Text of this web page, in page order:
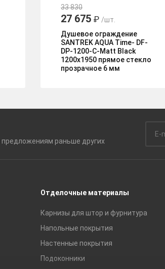
33 830
27 675 ₽ /шт.
Душевое ограждение
SANTREK AQUA Time- DF-
DP-1200-C-Matt Black
1200х1950 прямое стекло
прозрачное 6 мм
предложениям раньше других
Отделочные материалы
Карнизы для штор и фурнитура
Напольные покрытия
Настенные покрытия
Подоконники